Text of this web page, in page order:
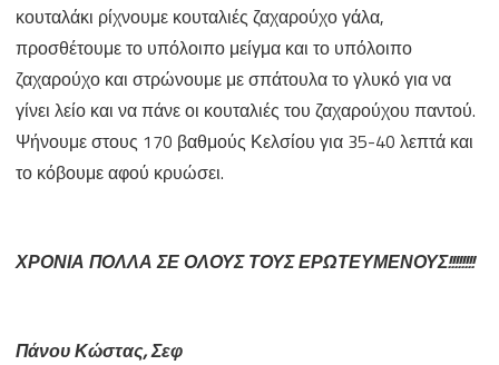
κουταλάκι ρίχνουμε κουταλιές ζαχαρούχο γάλα,
προσθέτουμε το υπόλοιπο μείγμα και το υπόλοιπο
ζαχαρούχο και στρώνουμε με σπάτουλα το γλυκό για να
γίνει λείο και να πάνε οι κουταλιές του ζαχαρούχου παντού.
Ψήνουμε στους 170 βαθμούς Κελσίου για 35-40 λεπτά και
το κόβουμε αφού κρυώσει.
ΧΡΟΝΙΑ ΠΟΛΛΑ ΣΕ ΟΛΟΥΣ ΤΟΥΣ ΕΡΩΤΕΥΜΕΝΟΥΣ!!!!!!!!
Πάνου Κώστας, Σεφ